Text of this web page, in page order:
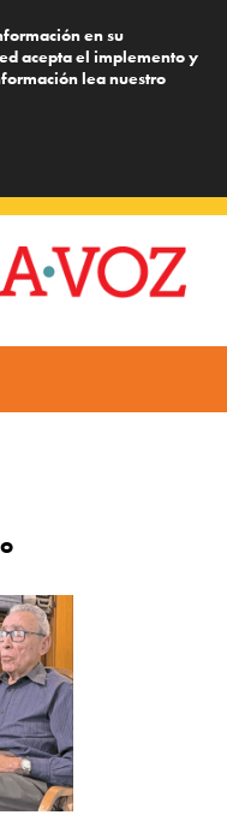
en su
acepta el implemento y
lea nuestro